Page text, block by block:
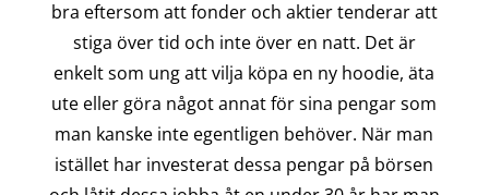
bra eftersom att fonder och aktier tenderar att
stiga över tid och inte över en natt. Det är
enkelt som ung att vilja köpa en ny hoodie, äta
ute eller göra något annat för sina pengar som
man kanske inte egentligen behöver. När man
istället har investerat dessa pengar på börsen